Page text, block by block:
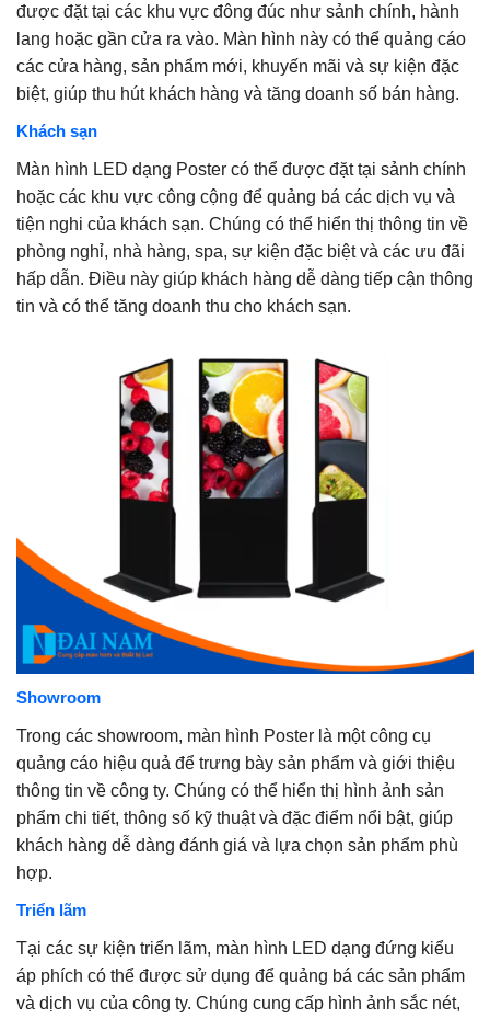
được đặt tại các khu vực đông đúc như sảnh chính, hành
lang hoặc gần cửa ra vào. Màn hình này có thể quảng cáo
các cửa hàng, sản phẩm mới, khuyến mãi và sự kiện đặc
biệt, giúp thu hút khách hàng và tăng doanh số bán hàng.
Khách sạn
Màn hình LED dạng Poster có thể được đặt tại sảnh chính
hoặc các khu vực công cộng để quảng bá các dịch vụ và
tiện nghi của khách sạn. Chúng có thể hiển thị thông tin về
phòng nghỉ, nhà hàng, spa, sự kiện đặc biệt và các ưu đãi
hấp dẫn. Điều này giúp khách hàng dễ dàng tiếp cận thông
tin và có thể tăng doanh thu cho khách sạn.
Showroom
Trong các showroom, màn hình Poster là một công cụ
quảng cáo hiệu quả để trưng bày sản phẩm và giới thiệu
thông tin về công ty. Chúng có thể hiển thị hình ảnh sản
phẩm chi tiết, thông số kỹ thuật và đặc điểm nổi bật, giúp
khách hàng dễ dàng đánh giá và lựa chọn sản phẩm phù
hợp.
Triển lãm
Tại các sự kiện triển lãm, màn hình LED dạng đứng kiểu
áp phích có thể được sử dụng để quảng bá các sản phẩm
và dịch vụ của công ty. Chúng cung cấp hình ảnh sắc nét,